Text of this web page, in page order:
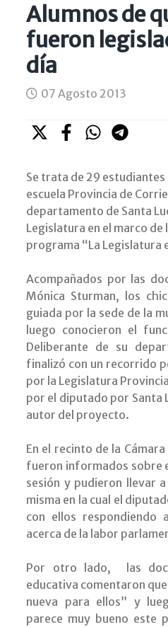
Alumnos de
fueron
día
07 Agosto 2013
Se trata de 29
escuela Provincia de
departamento de Santa
Legislatura en el marco de
programa “La Legislatura
Acompañados por las
Mónica Sturman, los
guiada por la sede de la
luego conocieron el
Deliberante de su
finalizó con un recorrido
por la Legislatura
por el diputado por Santa
autor del proyecto.
En el recinto de la
fueron informados sobre
sesión y pudieron llevar
misma en la cual el
con ellos respondiendo
acerca de la labor
Por otro lado, las
educativa comentaron
nueva para ellos” y
parece muy bueno este